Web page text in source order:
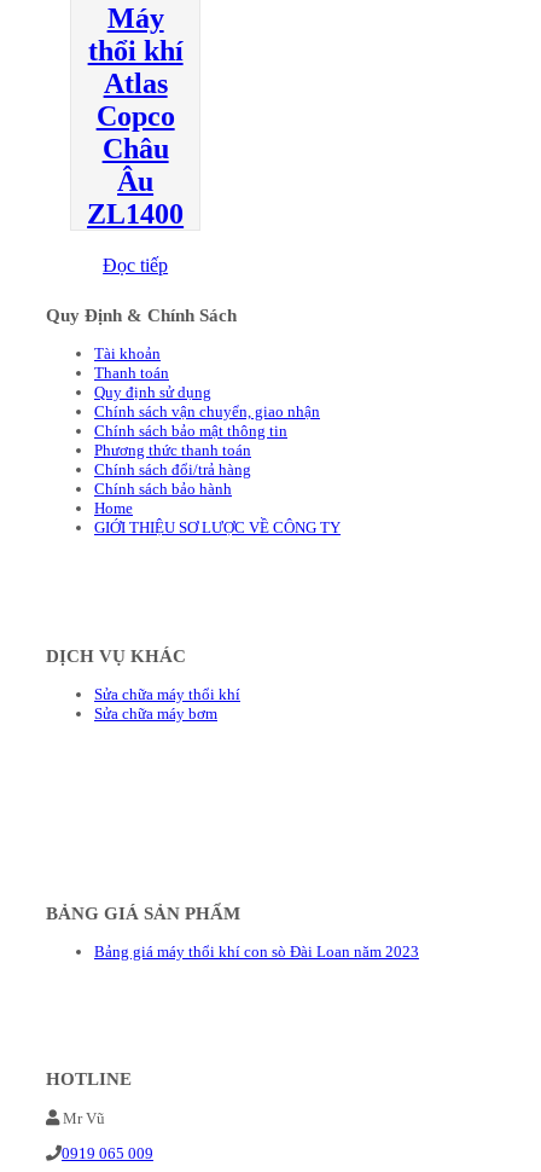
Máy
thổi khí
Atlas
Copco
Châu
Âu
ZL1400
Đọc tiếp
Quy Định & Chính Sách
Tài khoản
Thanh toán
Quy định sử dụng
Chính sách vận chuyển, giao nhận
Chính sách bảo mật thông tin
Phương thức thanh toán
Chính sách đổi/trả hàng
Chính sách bảo hành
Home
GIỚI THIỆU SƠ LƯỢC VỀ CÔNG TY
DỊCH VỤ KHÁC
Sửa chữa máy thổi khí
Sửa chữa máy bơm
BẢNG GIÁ SẢN PHẨM
Bảng giá máy thổi khí con sò Đài Loan năm 2023
HOTLINE
Mr Vũ
0919 065 009